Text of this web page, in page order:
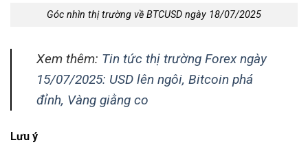
Góc nhìn thị trường về BTCUSD ngày 18/07/2025
Xem thêm: Tin tức thị trường Forex ngày
15/07/2025: USD lên ngôi, Bitcoin phá
đỉnh, Vàng giằng co
Lưu ý